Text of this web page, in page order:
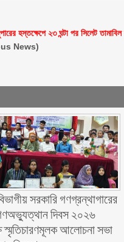
হস্তক্ষেপে ২৩ ঘন্টা পর সিলেট
News)
সরকারি গণগ্রন্থাগারের
দিবস ২০২৬
স্মৃতিচারণমূলক আলোচনা সভা